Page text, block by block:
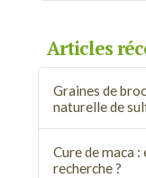
Articles
Graines de
naturelle de
Cure de maca
recherche ?